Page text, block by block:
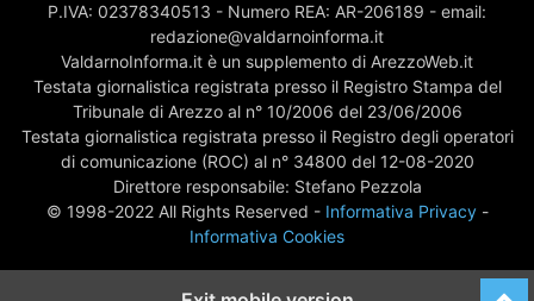
P.IVA: 02378340513 - Numero REA: AR-206189 - email:
redazione@valdarnoinforma.it
ValdarnoInforma.it è un supplemento di ArezzoWeb.it
Testata giornalistica registrata presso il Registro Stampa del
Tribunale di Arezzo al n° 10/2006 del 23/06/2006
Testata giornalistica registrata presso il Registro degli operatori
di comunicazione (ROC) al n° 34800 del 12-08-2020
Direttore responsabile: Stefano Pezzola
© 1998-2022 All Rights Reserved - Informativa Privacy-
Informativa Cookies